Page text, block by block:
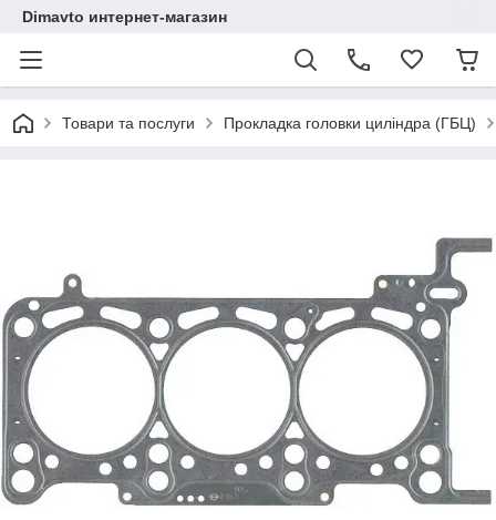
Dimavto интернет-магазин
Товари та послуги Прокладка головки циліндра (ГБЦ)